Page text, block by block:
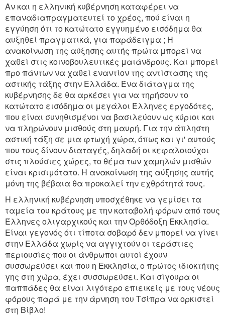
Αν και η ελληνική κυβέρνηση καταφέρει να
επαναδιαπραγματευτεί το χρέος, πού είναι η
εγγύηση ότι το κατώτατο εγγυημένο εισόδημα θα
αυξηθεί πραγματικά, για παράδειγμα ; Η
ανακοίνωση της αύξησης αυτής πρώτα μπορεί να
χαθεί στις κοινοβουλευτικές μαιάνδρους. Και μπορεί
προ πάντων να χαθεί εναντίον της αντίστασης της
αστικής τάξης στην Ελλάδα. Ένα διάταγμα της
κυβέρνησης δε θα αρκέσει για να τηρήσουν το
κατώτατο εισόδημα οι μεγάλοι Έλληνες εργοδότες,
που είναι συνηθισμένοι να βασιλεύουν ως κύριοι και
να πληρώνουν μισθούς στη μαυρή. Για την άπληστη
αστική τάξη σε μια φτωχή χώρα, όπως και γι' αυτούς
που τους δίνουν διαταγές, δηλαδή οι κεφαλοιούχοι
στις πλούσιες χώρες, το θέμα των χαμηλών μισθών
είναι κρισιμότατο. Η ανακοίνωση της αύξησης αυτής
μόνη της βέβαια θα προκαλεί την εχθρότητά τους.
Η ελληνική κυβέρνηση υποσχέθηκε να γεμίσει τα
ταμεία του κράτους με την καταβολή φόρων από τους
Έλληνες ολιγαρχικούς και την Ορθόδοξη Εκκλησία.
Είναι γεγονός ότι τίποτα σοβαρό δεν μπορεί να γίνει
στην Ελλάδα χωρίς να αγγιχτούν οι τεράστιες
περιουσίες που οι άνθρωποι αυτοί έχουν
συσσωρεύσει και που η Εκκλησία, ο πρώτος ιδιοκτήτης
γης στη χώρα, έχει συσσωρεύσει. Και σίγουρα οι
παππάδες θα είναι λιγότερο επιεικείς με τους νέους
φόρους παρά με την άρνηση του Τσίπρα να ορκιστεί
στη Βίβλο!